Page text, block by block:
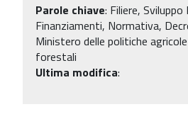
Parole chiave: Filiere, Sviluppo
Finanziamenti, Normativa,
Ministero delle politiche
forestali
Ultima modifica: